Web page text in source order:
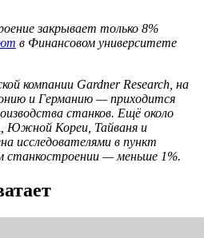
закрывает только 8%
в Финансовом университете
компании Gardner Research, на
и Германию — приходится
станков. Ещё около
Кореи, Тайваня и
исследователями в пункт
станкостроении — меньше 1%.